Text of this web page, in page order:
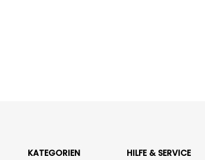
KATEGORIEN HILFE & SERVICE